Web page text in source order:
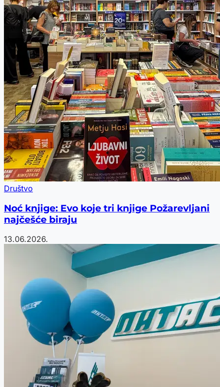
Društvo
Noć knjige: Evo koje tri knjige Požarevljani
najčešće biraju
13.06.2026.